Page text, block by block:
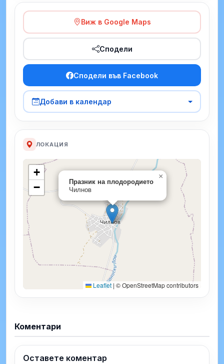
Виж в Google Maps
Сподели
Сподели във Facebook
Добави в календар
ЛОКАЦИЯ
Празник на плодородието
Чилнов
×
+
−
Leaflet | © OpenStreetMap contributors
Коментари
Оставете коментар